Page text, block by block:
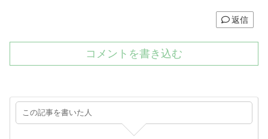
返信
コメントを書き込む
この記事を書いた人